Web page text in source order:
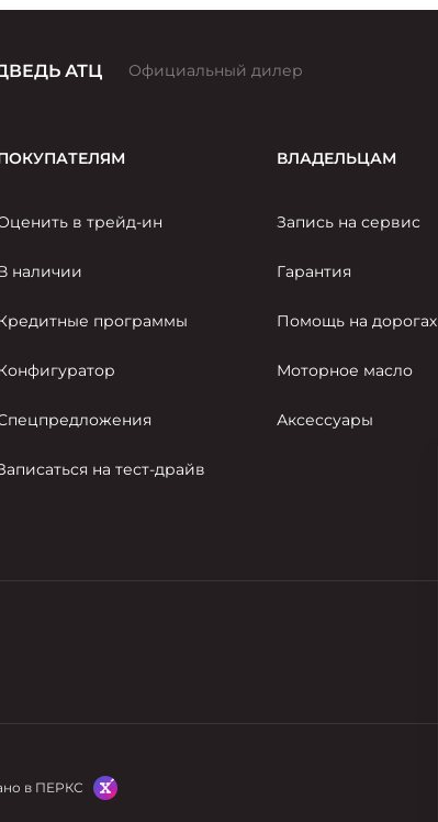
АТЦ Официальный дилер
в трейд-ин
наличии
программы
на тест-драйв
ВЛАДЕЛЬЦАМ
Запись на сервис
Гарантия
Помощь на дорогах
Моторное масло
Аксессуары
в ПЕРКС